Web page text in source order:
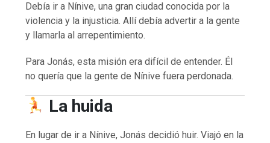
Debía ir a Nínive, una gran ciudad conocida por la
violencia y la injusticia. Allí debía advertir a la gente
y llamarla al arrepentimiento.
Para Jonás, esta misión era difícil de entender. Él
no quería que la gente de Nínive fuera perdonada.
La huida
En lugar de ir a Nínive, Jonás decidió huir. Viajó en la